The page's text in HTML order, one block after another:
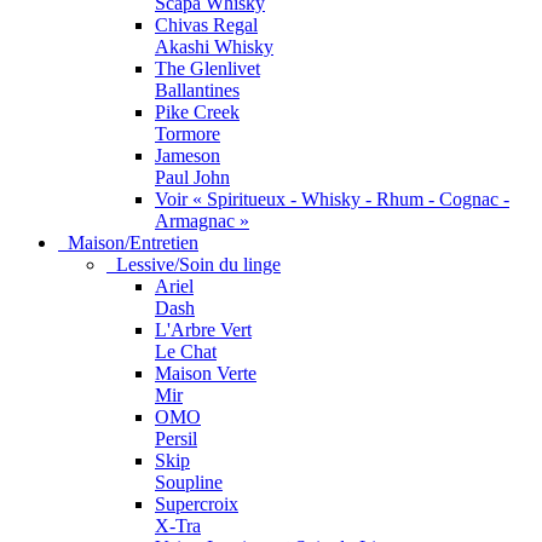
Chivas Regal
Akashi Whisky
The Glenlivet
Ballantines
Pike Creek
Tormore
Jameson
Paul John
Voir « Spiritueux - Whisky - Rhum - Cognac -
Armagnac »
Maison/Entretien
Lessive/Soin du linge
Ariel
Dash
L'Arbre Vert
Le Chat
Maison Verte
Mir
OMO
Persil
Skip
Soupline
Supercroix
X-Tra